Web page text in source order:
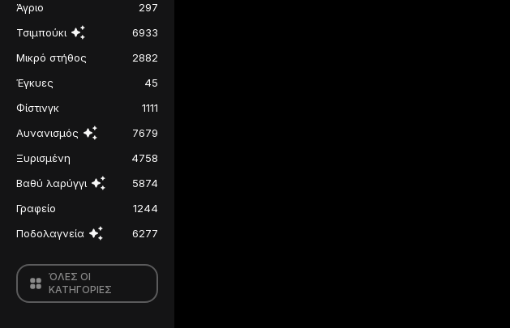
Άγριο
297
Τσιμπούκι
6933
Μικρό στήθος
2882
Έγκυες
45
Φίστινγκ
1111
Αυνανισμός
7679
Ξυρισμένη
4758
Βαθύ λαρύγγι
5874
Γραφείο
1244
Ποδολαγνεία
6277
ΌΛΕΣ ΟΙ
ΚΑΤΗΓΟΡΙΕΣ